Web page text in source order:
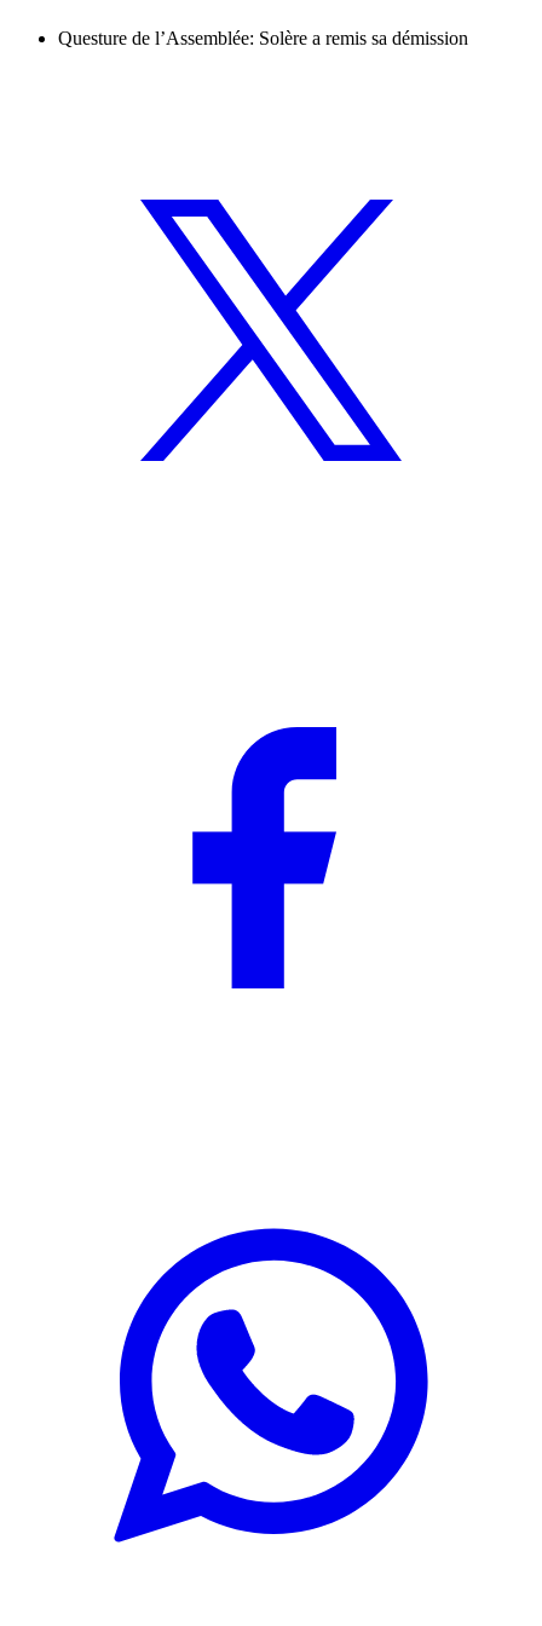
Questure de l’Assemblée: Solère a remis sa démission